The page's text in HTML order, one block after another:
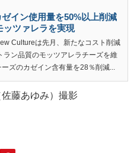
イン使用量を50%以上削減
ッツァレラを実現
Cultureは先月、新たなコスト削減
ン品質のモッツアレラチーズを維
ズのカゼイン含有量を28％削減...
藤あゆみ）撮影